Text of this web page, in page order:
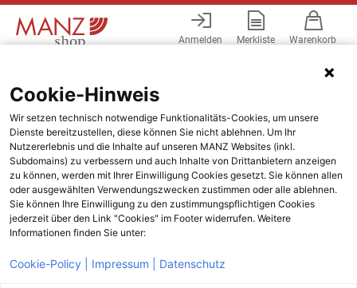
Anmelden Merkliste Warenkorb
Cookie-Hinweis
Wir setzen technisch notwendige Funktionalitäts-Cookies, um unsere
Dienste bereitzustellen, diese können Sie nicht ablehnen. Um Ihr
Nutzererlebnis und die Inhalte auf unseren MANZ Websites (inkl.
Subdomains) zu verbessern und auch Inhalte von Drittanbietern anzeigen
zu können, werden mit Ihrer Einwilligung Cookies gesetzt. Sie können allen
oder ausgewählten Verwendungszwecken zustimmen oder alle ablehnen.
Sie können Ihre Einwilligung zu den zustimmungspflichtigen Cookies
jederzeit über den Link "Cookies" im Footer widerrufen. Weitere
Informationen finden Sie unter:
Cookie-Policy | Impressum | Datenschutz